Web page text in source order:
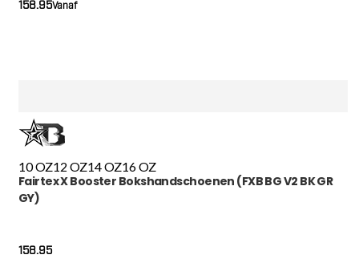
Vanaf
158.95
10 OZ12 OZ14 OZ16 OZ
Fairtex X Booster Bokshandschoenen (FXB BG V2 BK GR
GY)
158.95